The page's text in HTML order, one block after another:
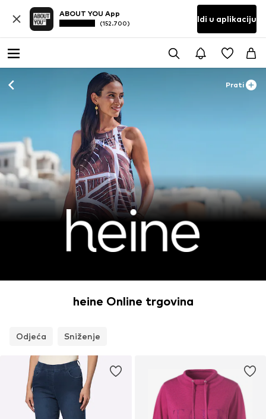
ABOUT YOU App
(152.700) Idi u aplikaciju
Prati
heine Online trgovina
Odjeća Sniženje